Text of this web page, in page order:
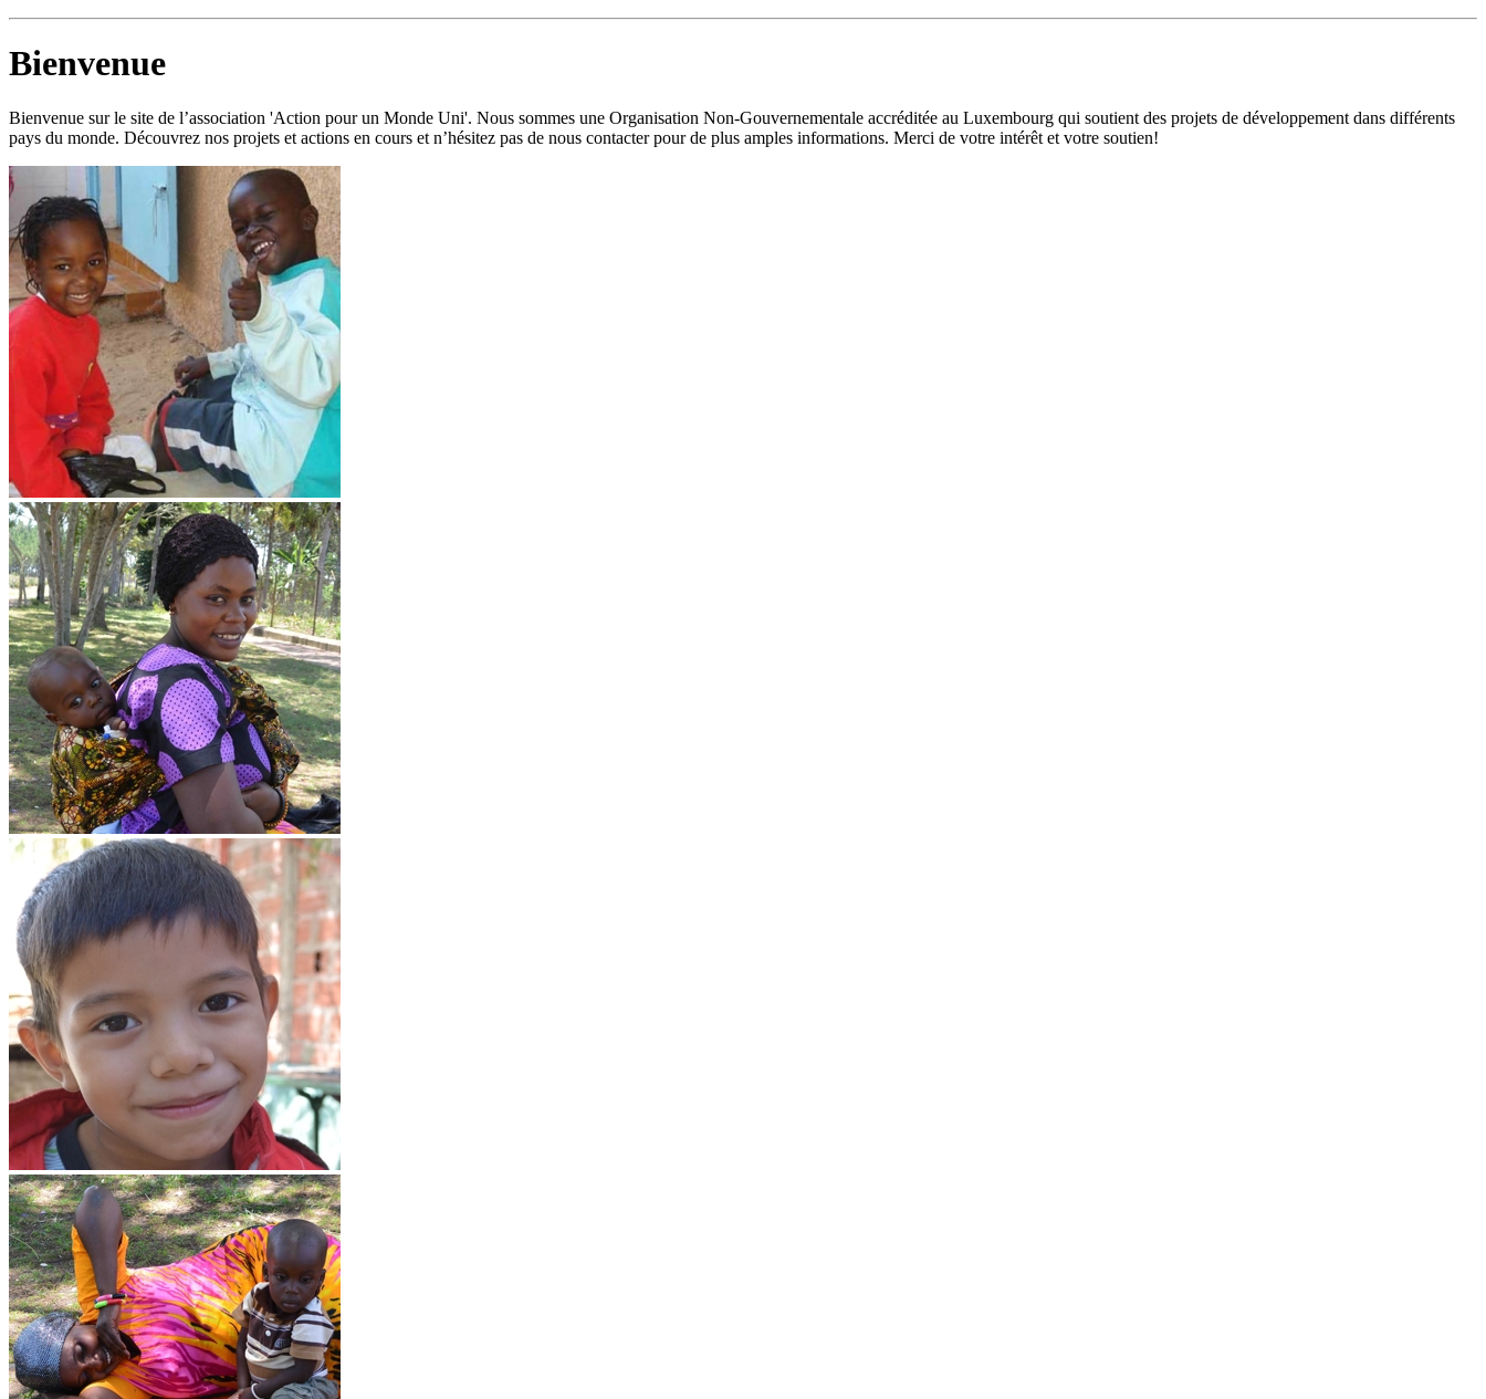
Bienvenue
Bienvenue sur le site de l’association 'Action pour un Monde Uni'. Nous sommes une Organisation Non-Gouvernementale accréditée au Luxembourg qui soutient des projets de développement dans différents
pays du monde. Découvrez nos projets et actions en cours et n’hésitez pas de nous contacter pour de plus amples informations. Merci de votre intérêt et votre soutien!